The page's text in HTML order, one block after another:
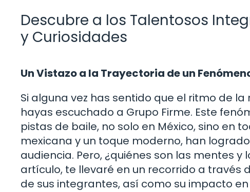
Descubre a los Talentosos
y Curiosidades
Un Vistazo a la Trayectoria de un
Si alguna vez has sentido que el ritmo de
hayas escuchado a Grupo Firme. Este
pistas de baile, no solo en México, sino en
mexicana y un toque moderno, han
audiencia. Pero, ¿quiénes son las mentes
artículo, te llevaré en un recorrido a través
de sus integrantes, así como su impacto